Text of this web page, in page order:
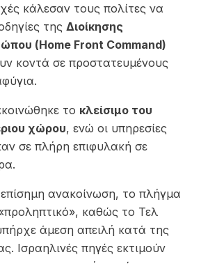
κάλεσαν τους πολίτες να
της Διοίκησης
(Home Front Command)
κοντά σε προστατευμένους
το κλείσιμο του
χώρου, ενώ οι υπηρεσίες
σε πλήρη επιφυλακή σε
ανακοίνωση, το πλήγμα
καθώς το Τελ
άμεση απειλή κατά της
Ισραηλινές πηγές εκτιμούν